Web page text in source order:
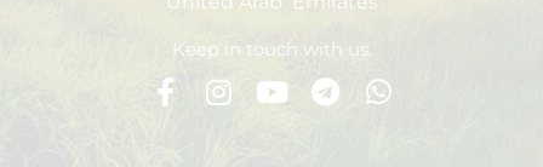
Keep in touch with us.